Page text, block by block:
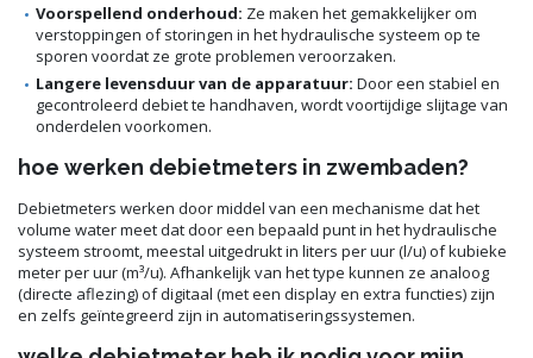
Voorspellend onderhoud: Ze maken het gemakkelijker om
verstoppingen of storingen in het hydraulische systeem op te
sporen voordat ze grote problemen veroorzaken.
Langere levensduur van de apparatuur: Door een stabiel en
gecontroleerd debiet te handhaven, wordt voortijdige slijtage van
onderdelen voorkomen.
hoe werken debietmeters in zwembaden?
Debietmeters werken door middel van een mechanisme dat het
volume water meet dat door een bepaald punt in het hydraulische
systeem stroomt, meestal uitgedrukt in liters per uur (l/u) of kubieke
meter per uur (m³/u). Afhankelijk van het type kunnen ze analoog
(directe aflezing) of digitaal (met een display en extra functies) zijn
en zelfs geïntegreerd zijn in automatiseringssystemen.